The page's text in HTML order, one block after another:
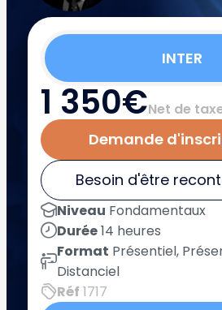
INTER
1 350€Net de
Demande
Besoin d'être
Niveau Fondamentaux
Durée14 heures
Format Présentiel,
Distanciel
Réf 1717